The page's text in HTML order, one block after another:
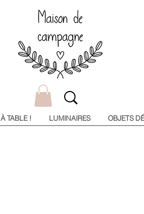
À TABLE ! LUMINAIRES OBJETS